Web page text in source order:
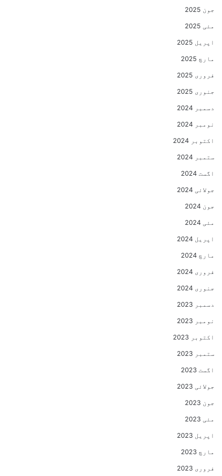
جون 2025
مئی 2025
اپریل 2025
مارچ 2025
فروری 2025
جنوری 2025
دسمبر 2024
نومبر 2024
اکتوبر 2024
ستمبر 2024
اگست 2024
جولائی 2024
جون 2024
مئی 2024
اپریل 2024
مارچ 2024
فروری 2024
جنوری 2024
دسمبر 2023
نومبر 2023
اکتوبر 2023
ستمبر 2023
اگست 2023
جولائی 2023
جون 2023
مئی 2023
اپریل 2023
مارچ 2023
فروری 2023